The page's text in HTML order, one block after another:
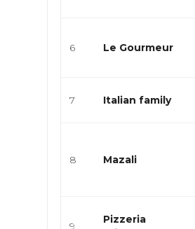
6 Le Gourmeur
7 Italian family
8 Mazali
9
Pizzeria